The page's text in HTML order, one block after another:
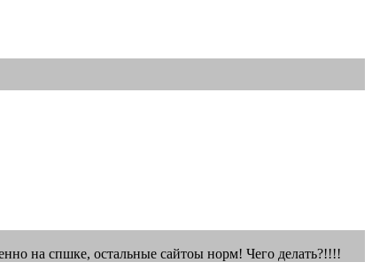
на спшке, остальные сайтоы норм! Чего делать?!!!!